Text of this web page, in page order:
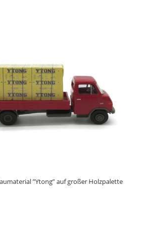
”Ytong” auf großer Holzpalette